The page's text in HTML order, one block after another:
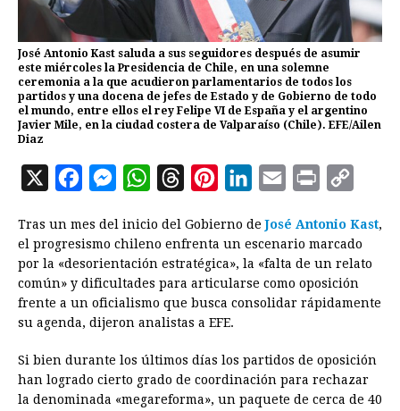
José Antonio Kast saluda a sus seguidores después de asumir
este miércoles la Presidencia de Chile, en una solemne
ceremonia a la que acudieron parlamentarios de todos los
partidos y una docena de jefes de Estado y de Gobierno de todo
el mundo, entre ellos el rey Felipe VI de España y el argentino
Javier Mile, en la ciudad costera de Valparaíso (Chile). EFE/Ailen
Diaz
X
c
e
b
o
k
M
s
s
e
n
e
W
a
t
s
A
p
r
e
a
d
n
t
e
r
s
n
k
e
d
n
a
i
l
i
n
t
p
y
L
i
k
Tras un mes del inicio del Gobierno deJosé Antonio Kast,
el progresismo chileno enfrenta un escenario marcado
por la «desorientación estratégica», la «falta de un relato
común» y dificultades para articularse como oposición
frente a un oficialismo que busca consolidar rápidamente
su agenda, dijeron analistas a EFE.
Si bien durante los últimos días los partidos de oposición
han logrado cierto grado de coordinación para rechazar
la denominada «megareforma», un paquete de cerca de 40